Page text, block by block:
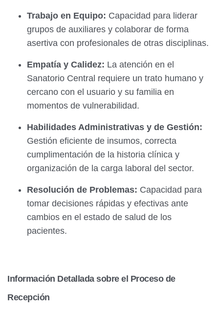
Trabajo en Equipo: Capacidad para liderar
grupos de auxiliares y colaborar de forma
asertiva con profesionales de otras disciplinas.
Empatía y Calidez: La atención en el
Sanatorio Central requiere un trato humano y
cercano con el usuario y su familia en
momentos de vulnerabilidad.
Habilidades Administrativas y de Gestión:
Gestión eficiente de insumos, correcta
cumplimentación de la historia clínica y
organización de la carga laboral del sector.
Resolución de Problemas: Capacidad para
tomar decisiones rápidas y efectivas ante
cambios en el estado de salud de los
pacientes.
Información Detallada sobre el Proceso de
Recepción